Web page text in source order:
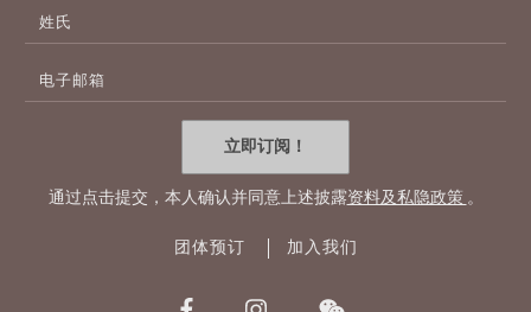
邮
件
地
址
立即订阅！
通过点击提交，本人确认并同意上述披露资料及私隐政策 。
团体预订 加入我们